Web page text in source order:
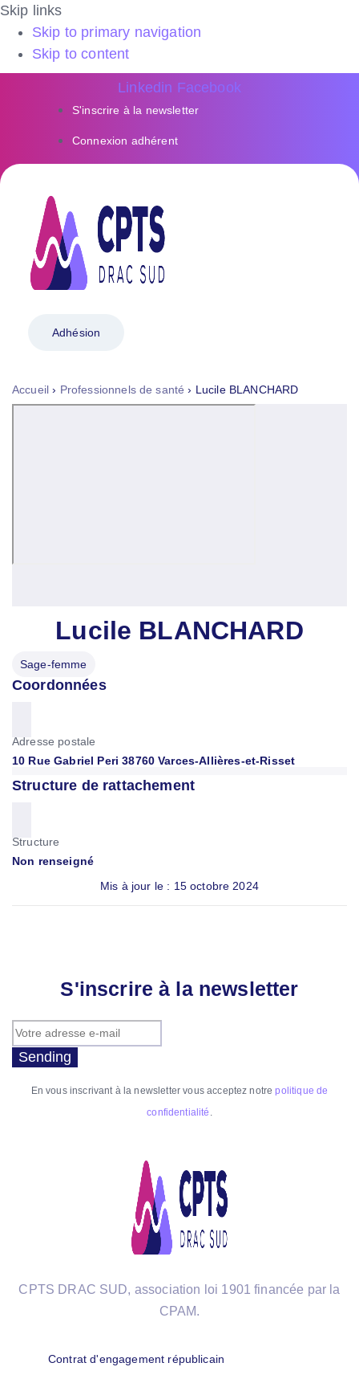
Skip links
Skip to primary navigation
Skip to content
Linkedin Facebook
S'inscrire à la newsletter
Connexion adhérent
Adhésion
Accueil › Professionnels de santé › Lucile BLANCHARD
Lucile BLANCHARD
Sage-femme
Coordonnées
Adresse postale
10 Rue Gabriel Peri 38760 Varces-Allières-et-Risset
Structure de rattachement
Structure
Non renseigné
Mis à jour le : 15 octobre 2024
S'inscrire à la newsletter
Sending
En vous inscrivant à la newsletter vous acceptez notrepolitique de
confidentialité .
CPTS DRAC SUD, association loi 1901 financée par la
CPAM.
Contrat d'engagement républicain